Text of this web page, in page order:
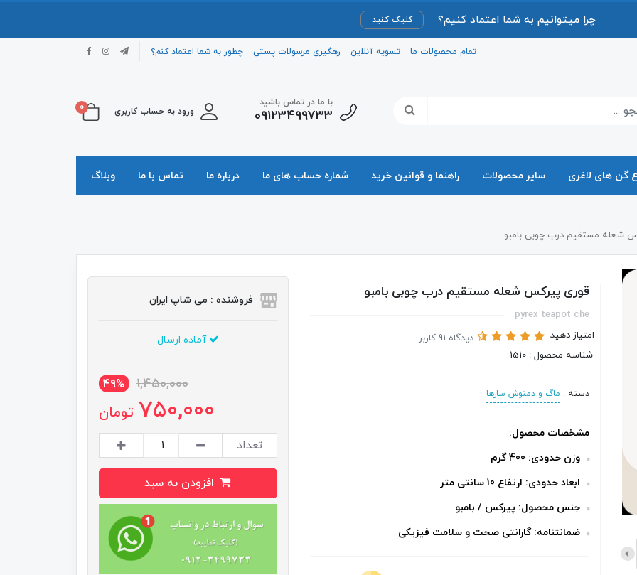
چرا میتوانیم به شما اعتماد کنیم؟ کلیک کنید
تمام محصولات ما تسویه آنلاین رهگیری مرسولات پستی چطور به شما اعتماد کنم؟
با ما در تماس باشید
09123499733 ورود به حساب کاربری 0
گن های لاغری سایر محصولات راهنما و قوانین خرید شماره حساب های ما درباره ما تماس با ما وبلاگ
شعله مستقیم درب چوبی بامبو
قوری پیرکس شعله مستقیم درب چوبی بامبو
pyrex teapot che
امتیاز دهید
دیدگاه 91 کاربر
شناسه محصول : 1510
دسته : ماگ و دمنوش سازها
مشخصات محصول:
وزن حدودی: 400 گرم
ابعاد حدودی: ارتفاع 10 سانتی متر
جنس محصول: پیرکس / بامبو
ضمانتنامه: گارانتی صحت و سلامت فیزیکی
فروشنده : می شاپ ایران
آماده ارسال
1,450,000
49%
750,000 تومان
تعداد